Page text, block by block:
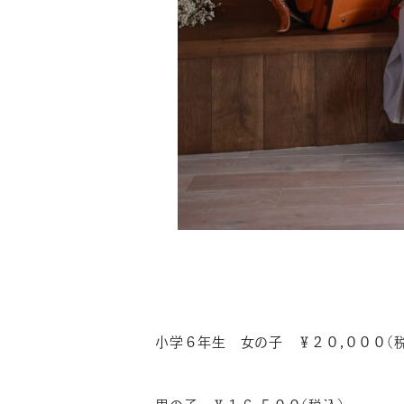
小学６年生 女の子 ￥２０,０００(